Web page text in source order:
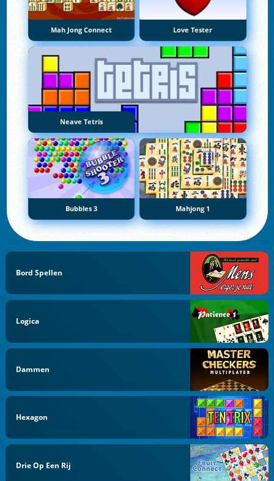
Mah Jong Connect Love Tester
Neave Tetris
Bubbles 3 Mahjong 1
Bord Spellen
Logica
Dammen
Hexagon
Drie Op Een Rij